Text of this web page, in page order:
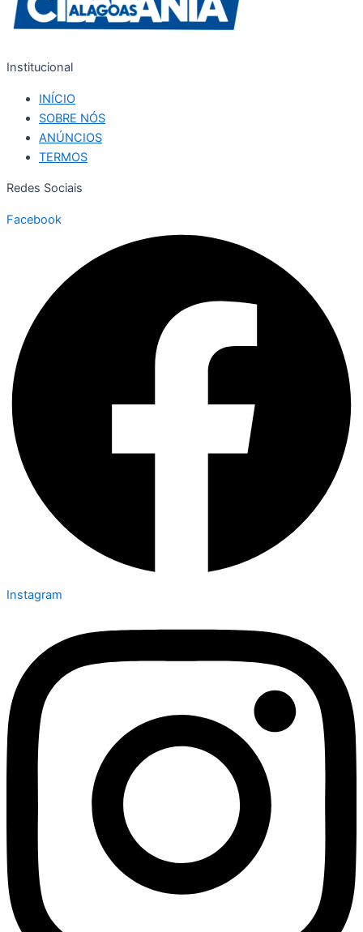
Institucional
INÍCIO
SOBRE NÓS
ANÚNCIOS
TERMOS
Redes Sociais
Facebook
Instagram